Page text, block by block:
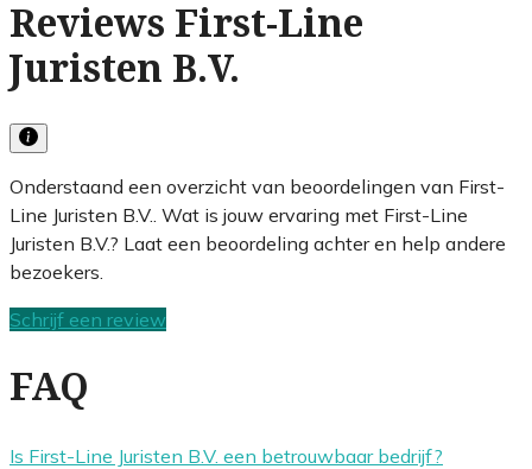
Reviews First-Line
Juristen B.V.
Onderstaand een overzicht van beoordelingen van First-
Line Juristen B.V.. Wat is jouw ervaring met First-Line
Juristen B.V.? Laat een beoordeling achter en help andere
bezoekers.
Schrijf een review
FAQ
Is First-Line Juristen B.V. een betrouwbaar bedrijf?